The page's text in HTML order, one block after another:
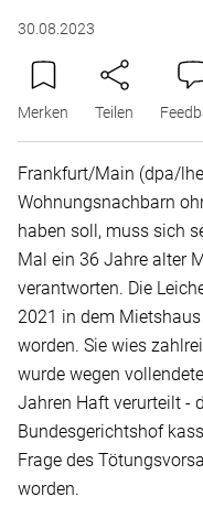
30.08.2023
Merken Teilen
Frankfurt/Main (dpa/
Wohnungsnachbarn
haben soll, muss sich
Mal ein 36 Jahre alter
verantworten. Die
2021 in dem
worden. Sie wies
wurde wegen
Jahren Haft verurteilt -
Bundesgerichtshof
Frage des
worden.